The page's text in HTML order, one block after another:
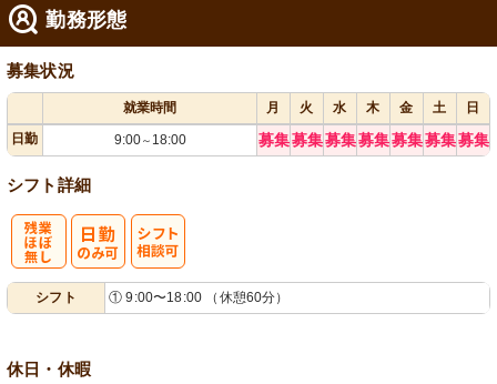
勤務形態
募集状況
就業時間 月 火 水 木 金 土
日
日勤
9:00～ 18:00 募集募集募集募集募集募集募集
シフト詳細
シフト ① 9:00〜18:00 （休憩60分）
休日・休暇